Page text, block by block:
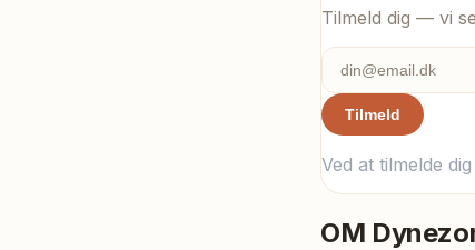
Tilmeld dig — vi
Tilmeld
Ved at tilmelde
OM